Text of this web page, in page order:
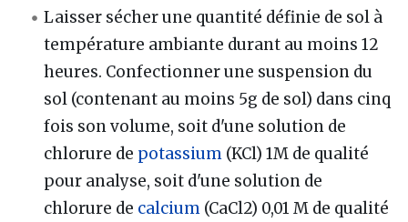
Laisser sécher une quantité définie de sol à
température ambiante durant au moins 12
heures. Confectionner une suspension du
sol (contenant au moins 5g de sol) dans cinq
fois son volume, soit d'une solution de
chlorure de potassium (KCl) 1M de qualité
pour analyse, soit d'une solution de
chlorure de calcium (CaCl2) 0,01 M de qualité